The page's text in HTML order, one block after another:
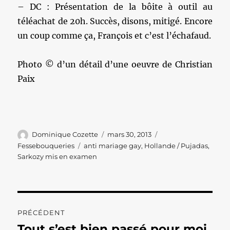
– DC : Présentation de la bôite à outil au
téléachat de 20h. Succès, disons, mitigé. Encore
un coup comme ça, François et c’est l’échafaud.
Photo © d’un détail d’une oeuvre de Christian
Paix
Auteur
Dominique Cozette
Publié
le
mars 30, 2013
Fessebouqueries
Étiquettes
anti mariage gay, Hollande / Pujadas,
Sarkozy mis en examen
de
PRÉCÉDENT
Publication